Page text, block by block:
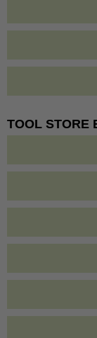
TOOL STORE